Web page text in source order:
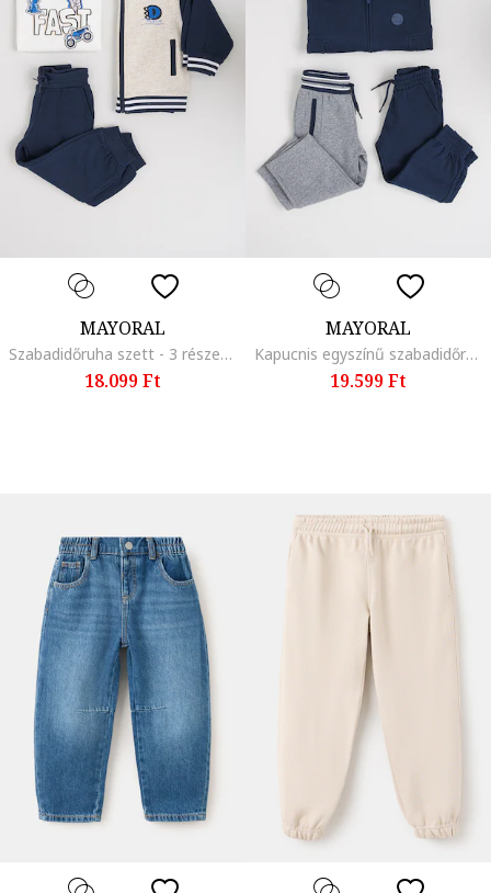
MAYORAL
Szabadidőruha szett - 3 részes, Hamuszürke/Törtfehér/Tengerészkék
18.099 Ft
MAYORAL
Kapucnis egyszínű szabadidőruha, Antik szürke/Tengerészkék
19.599 Ft